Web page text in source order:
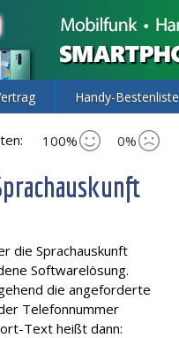
Handy-Bestenliste
100% 0%
die Sprachauskunft
Softwarelösung.
die angeforderte
Telefonnummer
Text heißt dann: